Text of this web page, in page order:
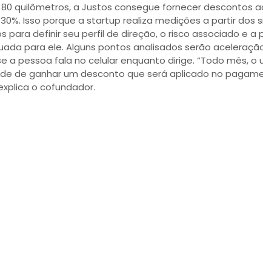
80 quilômetros, a Justos consegue fornecer descontos
Isso porque a startup realiza medições a partir dos
para definir seu perfil de direção, o risco associado e a
para ele. Alguns pontos analisados serão
a pessoa fala no celular enquanto dirige. “Todo mês, o
de ganhar um desconto que será aplicado no
o cofundador.